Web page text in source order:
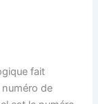
fait
de